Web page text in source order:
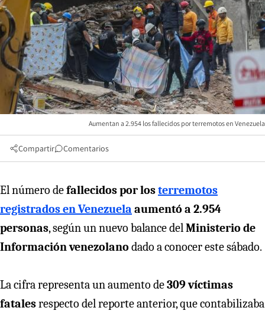
Aumentan a 2.954 los fallecidos por terremotos en Venezuela
Compartir Comentarios
El número defallecidos por losterremotos
registrados en Venezuela aumentó a 2.954
personas, según un nuevo balance delMinisterio de
Información venezolano dado a conocer este sábado.
La cifra representa un aumento de309 víctimas
fatalesrespecto del reporte anterior, que contabilizaba